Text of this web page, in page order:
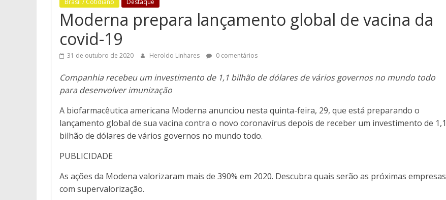
Moderna prepara lançamento global de vacina da
covid-19
31 de outubro de 2020 Heroldo Linhares 0 comentários
Companhia recebeu um investimento de 1,1 bilhão de dólares de vários governos no mundo todo
para desenvolver imunização
A biofarmacêutica americana Moderna anunciou nesta quinta-feira, 29, que está preparando o
lançamento global de sua vacina contra o novo coronavírus depois de receber um investimento de 1,1
bilhão de dólares de vários governos no mundo todo.
PUBLICIDADE
As ações da Modena valorizaram mais de 390% em 2020. Descubra quais serão as próximas empresas
com supervalorização.